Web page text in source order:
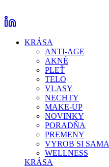
KRÁSA
ANTI-AGE
AKNÉ
PLEŤ
TELO
VLASY
NECHTY
MAKE-UP
NOVINKY
PORADŇA
PREMENY
VYROB SI SAMA
WELLNESS
KRÁSA